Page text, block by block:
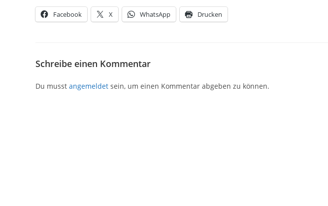
Facebook X WhatsApp Drucken
Schreibe einen Kommentar
Du musst angemeldet sein, um einen Kommentar abgeben zu können.